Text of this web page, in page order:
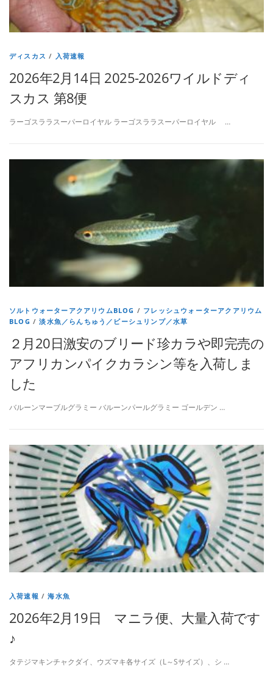
ディスカス / 入荷速報
2026年2月14日 2025-2026ワイルドディ
スカス 第8便
ラーゴスララスーパーロイヤル ラーゴスララスーパーロイヤル …
ソルトウォーターアクアリウムBLOG / フレッシュウォーターアクアリウム
BLOG /淡水魚／らんちゅう／ビーシュリンプ／水草
２月20日激安のブリード珍カラや即完売の
アフリカンパイクカラシン等を入荷しま
した
バルーンマーブルグラミー バルーンパールグラミー ゴールデン …
入荷速報 /海水魚
2026年2月19日 マニラ便、大量入荷です
♪
タテジマキンチャクダイ、ウズマキ各サイズ（L～Sサイズ）、シ …